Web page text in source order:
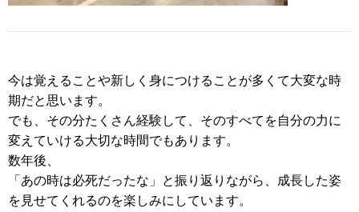
今は覚えることや新しく身につけることが多くて大変な時
期だと思います。
でも、その分たくさん経験して、そのすべてを自分の力に
変えていける大切な時間でもあります。
数年後、
「あの時は必死だったな」と振り返りながら、成長した姿
を見せてくれるのを楽しみにしています。